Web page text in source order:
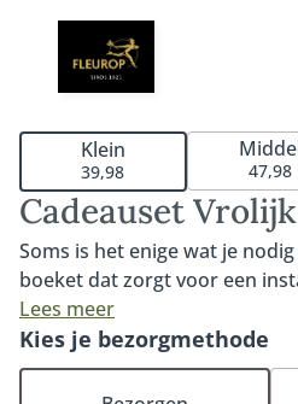
Cadeauset Vrolijk
Soms is het enige wat je
boeket dat zorgt voor een
Dat is precies wat dit boeket
kleuren en de speelse stijl
voor een lach op je gezicht.
hoogwaardige glasvaas van
Lees meer
Klein
39,98 47,98
Kies je bezorgmethode